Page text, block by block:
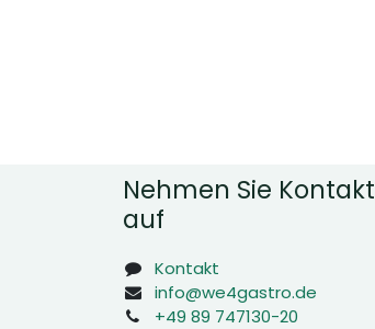
Nehmen Sie Kontakt
auf
Kontakt
info@we4gastro.de
+49 89 747130-20